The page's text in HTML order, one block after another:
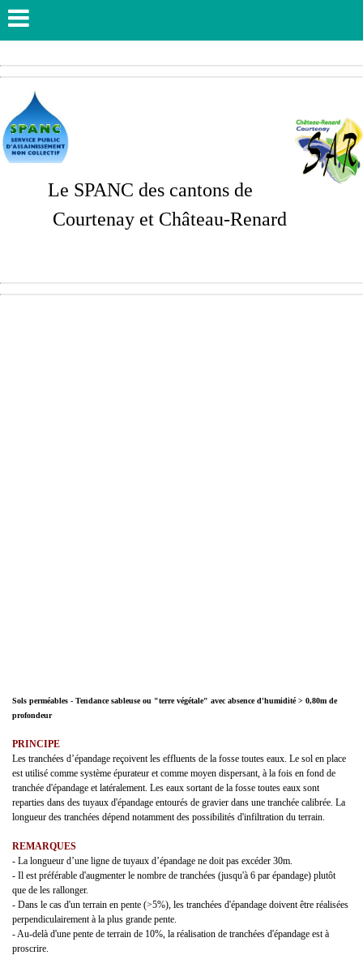
Le SPANC des cantons de
Courtenay et Château-Renard
Sols perméables - Tendance sableuse ou "terre végétale" avec absence d'humidité > 0,80m de
profondeur
PRINCIPE
Les tranchées d’épandage reçoivent les effluents de la fosse toutes eaux. Le sol en place
est utilisé comme système épurateur et comme moyen dispersant, à la fois en fond de
tranchée d'épandage et latéralement. Les eaux sortant de la fosse toutes eaux sont
reparties dans des tuyaux d'épandage entourés de gravier dans une tranchée calibrée. La
longueur des tranchées dépend notamment des possibilités d'infiltration du terrain.
REMARQUES
- La longueur d’une ligne de tuyaux d’épandage ne doit pas excéder 30m.
- Il est préférable d'augmenter le nombre de tranchées (jusqu'à 6 par épandage) plutôt
que de les rallonger.
- Dans le cas d'un terrain en pente (>5%), les tranchées d'épandage doivent être réalisées
perpendiculairement à la plus grande pente.
- Au-delà d'une pente de terrain de 10%, la réalisation de tranchées d'épandage est à
proscrire.